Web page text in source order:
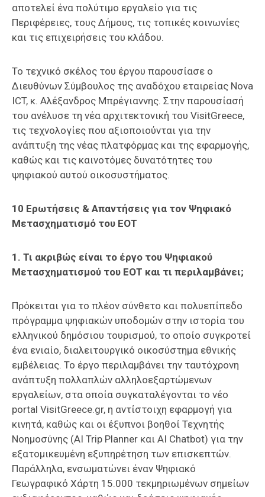
αποτελεί ένα πολύτιμο εργαλείο για τις
Περιφέρειες, τους Δήμους, τις τοπικές κοινωνίες
και τις επιχειρήσεις του κλάδου.
Το τεχνικό σκέλος του έργου παρουσίασε ο
Διευθύνων Σύμβουλος της αναδόχου εταιρείας Nova
ICT, κ. Αλέξανδρος Μπρέγιαννης. Στην παρουσίασή
του ανέλυσε τη νέα αρχιτεκτονική του VisitGreece,
τις τεχνολογίες που αξιοποιούνται για την
ανάπτυξη της νέας πλατφόρμας και της εφαρμογής,
καθώς και τις καινοτόμες δυνατότητες του
ψηφιακού αυτού οικοσυστήματος.
10 Ερωτήσεις & Απαντήσεις για τον Ψηφιακό
Μετασχηματισμό του ΕΟΤ
1. Τι ακριβώς είναι το έργο του Ψηφιακού
Μετασχηματισμού του ΕΟΤ και τι περιλαμβάνει;
Πρόκειται για το πλέον σύνθετο και πολυεπίπεδο
πρόγραμμα ψηφιακών υποδομών στην ιστορία του
ελληνικού δημόσιου τουρισμού, το οποίο συγκροτεί
ένα ενιαίο, διαλειτουργικό οικοσύστημα εθνικής
εμβέλειας. Το έργο περιλαμβάνει την ταυτόχρονη
ανάπτυξη πολλαπλών αλληλοεξαρτώμενων
εργαλείων, στα οποία συγκαταλέγονται το νέο
portal VisitGreece.gr, η αντίστοιχη εφαρμογή για
κινητά, καθώς και οι έξυπνοι βοηθοί Τεχνητής
Νοημοσύνης (AI Trip Planner και AI Chatbot) για την
εξατομικευμένη εξυπηρέτηση των επισκεπτών.
Παράλληλα, ενσωματώνει έναν Ψηφιακό
Γεωγραφικό Χάρτη 15.000 τεκμηριωμένων σημείων